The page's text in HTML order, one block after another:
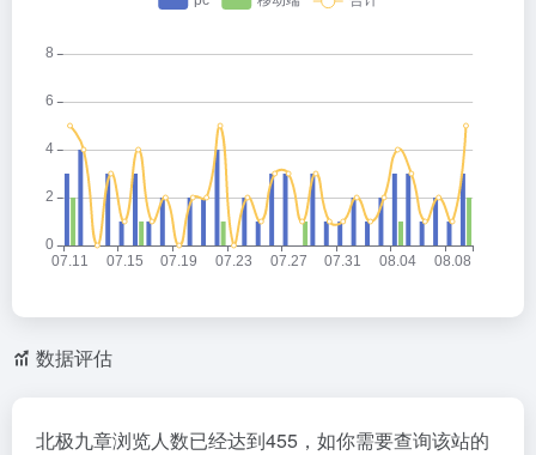
数据评估
北极九章浏览人数已经达到455，如你需要查询该站的